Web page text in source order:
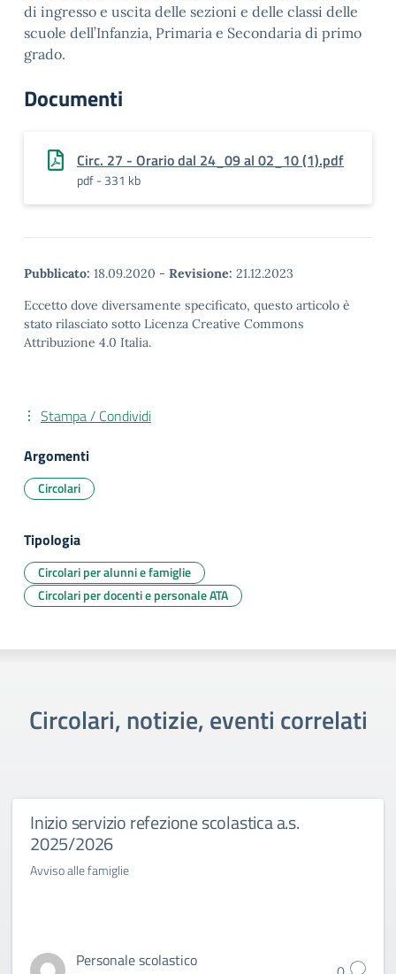
di ingresso e uscita delle sezioni e delle classi delle
scuole dell’Infanzia, Primaria e Secondaria di primo
grado.
Documenti
Circ. 27 - Orario dal 24_09 al 02_10 (1).pdf
pdf - 331 kb
Pubblicato: 18.09.2020 - Revisione: 21.12.2023
Eccetto dove diversamente specificato, questo articolo è
stato rilasciato sotto Licenza Creative Commons
Attribuzione 4.0 Italia.
Stampa / Condividi
Argomenti
Circolari
Tipologia
Circolari per alunni e famiglie
Circolari per docenti e personale ATA
Circolari, notizie, eventi correlati
Inizio servizio refezione scolastica a.s.
2025/2026
Avviso alle famiglie
Personale scolastico